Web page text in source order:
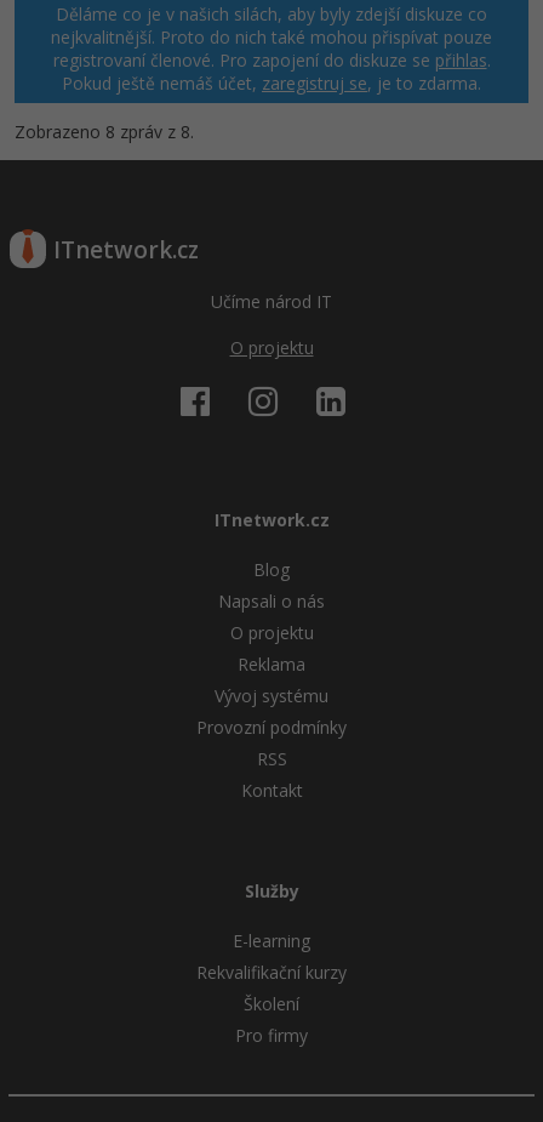
Děláme co je v našich silách, aby byly zdejší diskuze co
nejkvalitnější. Proto do nich také mohou přispívat pouze
registrovaní členové. Pro zapojení do diskuze se přihlas.
Pokud ještě nemáš účet, zaregistruj se, je to zdarma.
Zobrazeno 8 zpráv z 8.
ITnetwork.cz
Učíme národ IT
O projektu
ITnetwork.cz
Blog
Napsali o nás
O projektu
Reklama
Vývoj systému
Provozní podmínky
RSS
Kontakt
Služby
E-learning
Rekvalifikační kurzy
Školení
Pro firmy